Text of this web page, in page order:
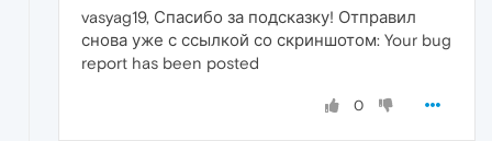
vasyag19, Спасибо за подсказку! Отправил
снова уже с ссылкой со скриншотом: Your bug
report has been posted
0